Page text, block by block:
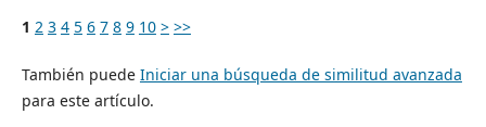
1 2 3 4 5 6 7 8 9 10 > >>
También puede Iniciar una búsqueda de similitud avanzada
para este artículo.